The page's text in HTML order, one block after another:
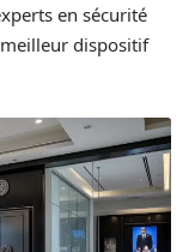
en sécurité
dispositif